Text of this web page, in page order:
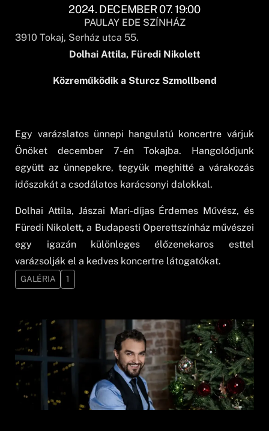
2024. DECEMBER 07. 19:00
PAULAY EDE SZÍNHÁZ
3910 Tokaj, Serház utca 55.
Dolhai Attila, Füredi Nikolett
Közreműködik a Sturcz Szmollbend
Egy varázslatos ünnepi hangulatú koncertre várjuk
Önöket december 7-én Tokajba. Hangolódjunk
együtt az ünnepekre, tegyük meghitté a várakozás
időszakát a csodálatos karácsonyi dalokkal.
Dolhai Attila, Jászai Mari-díjas Érdemes Művész, és
Füredi Nikolett, a Budapesti Operettszínház művészei
egy igazán különleges élőzenekaros esttel
varázsolják el a kedves koncertre látogatókat.
GALÉRIA 1